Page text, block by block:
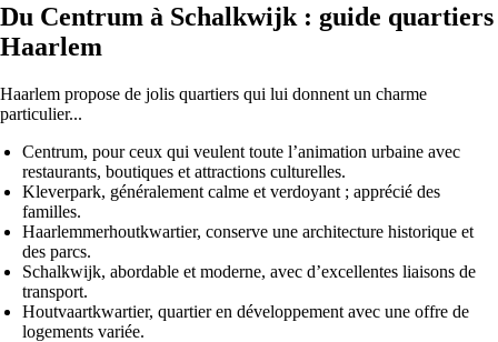
Du Centrum à Schalkwijk : guide quartiers
Haarlem
Haarlem propose de jolis quartiers qui lui donnent un charme
particulier...
Centrum, pour ceux qui veulent toute l’animation urbaine avec
restaurants, boutiques et attractions culturelles.
Kleverpark, généralement calme et verdoyant ; apprécié des
familles.
Haarlemmerhoutkwartier, conserve une architecture historique et
des parcs.
Schalkwijk, abordable et moderne, avec d’excellentes liaisons de
transport.
Houtvaartkwartier, quartier en développement avec une offre de
logements variée.